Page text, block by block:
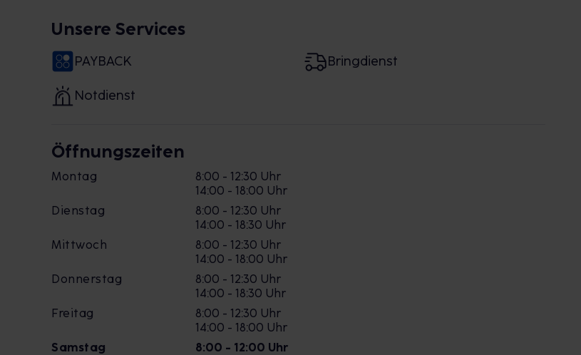
Unsere Services
PAYBACK Bringdienst
Notdienst
Öffnungszeiten
Montag
8:00 - 12:30 Uhr
14:00 - 18:00 Uhr
Dienstag
8:00 - 12:30 Uhr
14:00 - 18:30 Uhr
Mittwoch
8:00 - 12:30 Uhr
14:00 - 18:00 Uhr
Donnerstag
8:00 - 12:30 Uhr
14:00 - 18:30 Uhr
Freitag
8:00 - 12:30 Uhr
14:00 - 18:00 Uhr
Samstag
8:00 - 12:00 Uhr